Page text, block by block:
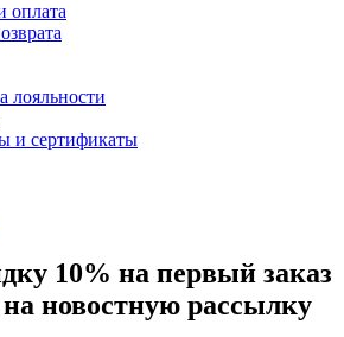
оплата
лояльности
и сертификаты
10% на первый заказ
новостную рассылку